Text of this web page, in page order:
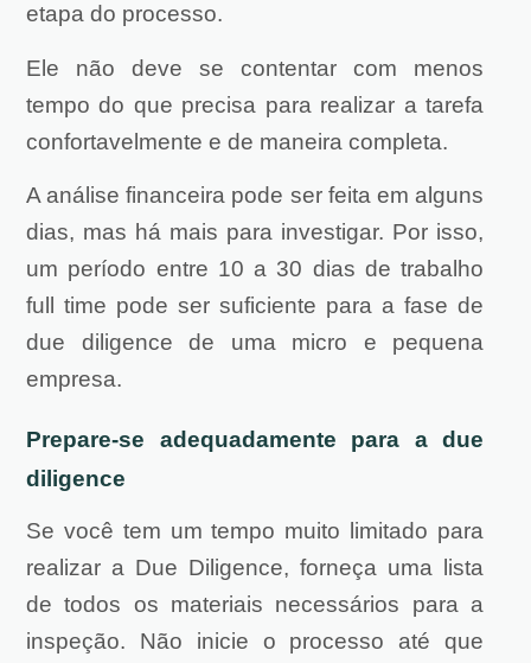
etapa do processo.
Ele não deve se contentar com menos
tempo do que precisa para realizar a tarefa
confortavelmente e de maneira completa.
A análise financeira pode ser feita em alguns
dias, mas há mais para investigar. Por isso,
um período entre 10 a 30 dias de trabalho
full time pode ser suficiente para a fase de
due diligence de uma micro e pequena
empresa.
Prepare-se adequadamente para a due
diligence
Se você tem um tempo muito limitado para
realizar a Due Diligence, forneça uma lista
de todos os materiais necessários para a
inspeção. Não inicie o processo até que